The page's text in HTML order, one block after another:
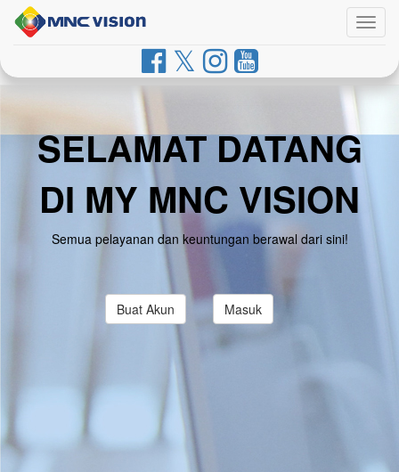
SELAMAT DATANG
DI MY MNC VISION
Semua pelayanan dan keuntungan berawal dari sini!
Buat Akun Masuk